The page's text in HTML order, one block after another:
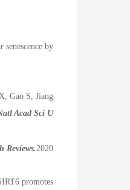
senescence by
Gao S, Jiang
Acad Sci U
Reviews.2020
promotes